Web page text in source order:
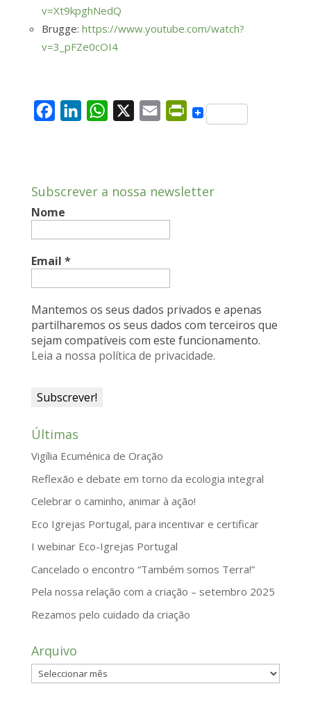
v=Xt9kpghNedQ
Brugge: https://www.youtube.com/watch?
v=3_pFZe0cOI4
b
o
o
k
e
I
W
s
p
l
P
t
d
l
y
Subscrever a nossa newsletter
Nome
Email *
Mantemos os seus dados privados e apenas
partilharemos os seus dados com terceiros que
sejam compatíveis com este funcionamento.
Leia a nossa política de privacidade.
Últimas
Vigília Ecuménica de Oração
Reflexão e debate em torno da ecologia integral
Celebrar o caminho, animar à ação!
Eco Igrejas Portugal, para incentivar e certificar
I webinar Eco-Igrejas Portugal
Cancelado o encontro “Também somos Terra!”
Pela nossa relação com a criação – setembro 2025
Rezamos pelo cuidado da criação
Arquivo
Arquivo